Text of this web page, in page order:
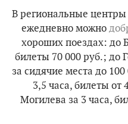
В региональные
ежедневно можно
хороших поездах: до
билеты 70 000 руб.; до
за сидячие места до
3,5 часа, билеты от
Могилева за 3 часа,